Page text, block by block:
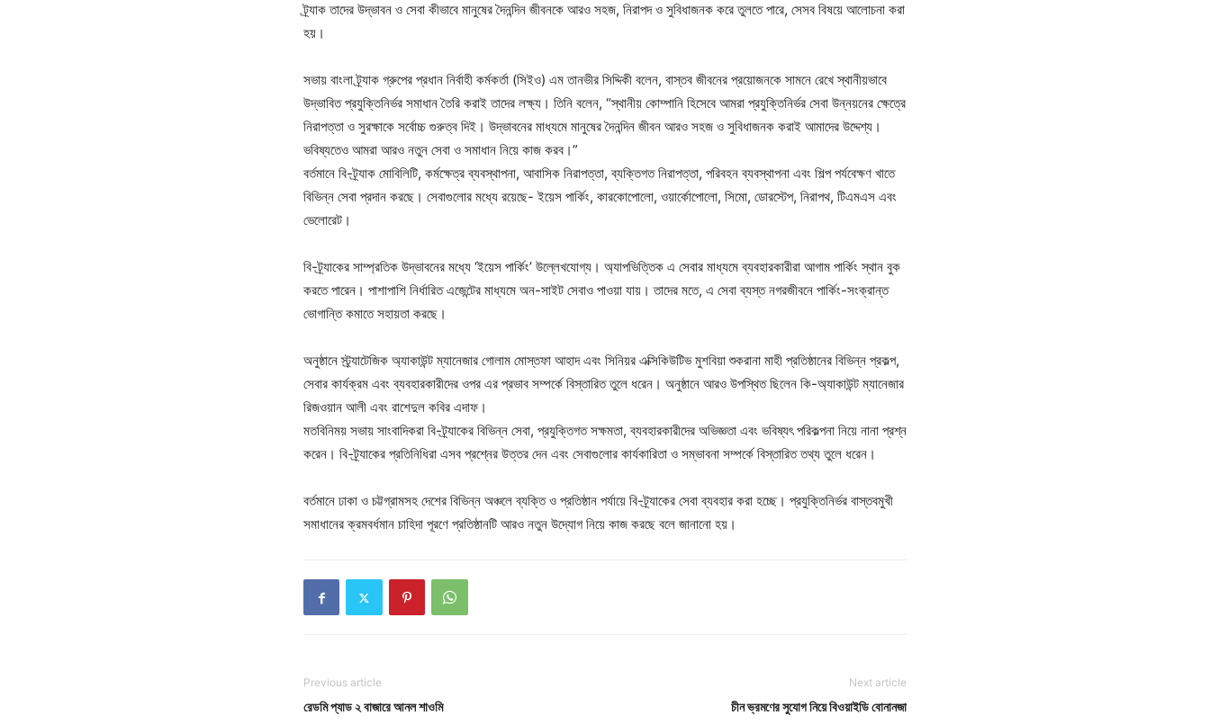
ট্র্যাক তাদের উদ্ভাবন ও সেবা কীভাবে মানুষের দৈনন্দিন জীবনকে আরও সহজ, নিরাপদ ও সুবিধাজনক করে তুলতে পারে, সেসব বিষয়ে আলোচনা করা
হয়।
সভায় বাংলা ট্র্যাক গ্রুপের প্রধান নির্বাহী কর্মকর্তা (সিইও) এম তানভীর সিদ্দিকী বলেন, বাস্তব জীবনের প্রয়োজনকে সামনে রেখে স্থানীয়ভাবে
উদ্ভাবিত প্রযুক্তিনির্ভর সমাধান তৈরি করাই তাদের লক্ষ্য। তিনি বলেন, “স্থানীয় কোম্পানি হিসেবে আমরা প্রযুক্তিনির্ভর সেবা উন্নয়নের ক্ষেত্রে
নিরাপত্তা ও সুরক্ষাকে সর্বোচ্চ গুরুত্ব দিই। উদ্ভাবনের মাধ্যমে মানুষের দৈনন্দিন জীবন আরও সহজ ও সুবিধাজনক করাই আমাদের উদ্দেশ্য।
ভবিষ্যতেও আমরা আরও নতুন সেবা ও সমাধান নিয়ে কাজ করব।”
বর্তমানে বি-ট্র্যাক মোবিলিটি, কর্মক্ষেত্র ব্যবস্থাপনা, আবাসিক নিরাপত্তা, ব্যক্তিগত নিরাপত্তা, পরিবহন ব্যবস্থাপনা এবং শিল্প পর্যবেক্ষণ খাতে
বিভিন্ন সেবা প্রদান করছে। সেবাগুলোর মধ্যে রয়েছে- ইয়েস পার্কিং, কারকোপোলো, ওয়ার্কোপোলো, সিমো, ডোরস্টেপ, নিরাপথ, টিএমএস এবং
ভেলোরেট।
বি-ট্র্যাকের সাম্প্রতিক উদ্ভাবনের মধ্যে ‘ইয়েস পার্কিং’ উল্লেখযোগ্য। অ্যাপভিত্তিক এ সেবার মাধ্যমে ব্যবহারকারীরা আগাম পার্কিং স্থান বুক
করতে পারেন। পাশাপাশি নির্ধারিত এজেন্টের মাধ্যমে অন-সাইট সেবাও পাওয়া যায়। তাদের মতে, এ সেবা ব্যস্ত নগরজীবনে পার্কিং-সংক্রান্ত
ভোগান্তি কমাতে সহায়তা করছে।
অনুষ্ঠানে স্ট্র্যাটেজিক অ্যাকাউন্ট ম্যানেজার গোলাম মোস্তফা আহাদ এবং সিনিয়র এক্সিকিউটিভ মুশবিয়া শুকরানা মাহী প্রতিষ্ঠানের বিভিন্ন প্রকল্প,
সেবার কার্যক্রম এবং ব্যবহারকারীদের ওপর এর প্রভাব সম্পর্কে বিস্তারিত তুলে ধরেন। অনুষ্ঠানে আরও উপস্থিত ছিলেন কি-অ্যাকাউন্ট ম্যানেজার
রিজওয়ান আলী এবং রাশেদুল কবির এদাফ।
মতবিনিময় সভায় সাংবাদিকরা বি-ট্র্যাকের বিভিন্ন সেবা, প্রযুক্তিগত সক্ষমতা, ব্যবহারকারীদের অভিজ্ঞতা এবং ভবিষ্যৎ পরিকল্পনা নিয়ে নানা প্রশ্ন
করেন। বি-ট্র্যাকের প্রতিনিধিরা এসব প্রশ্নের উত্তর দেন এবং সেবাগুলোর কার্যকারিতা ও সম্ভাবনা সম্পর্কে বিস্তারিত তথ্য তুলে ধরেন।
বর্তমানে ঢাকা ও চট্টগ্রামসহ দেশের বিভিন্ন অঞ্চলে ব্যক্তি ও প্রতিষ্ঠান পর্যায়ে বি-ট্র্যাকের সেবা ব্যবহার করা হচ্ছে। প্রযুক্তিনির্ভর বাস্তবমুখী
সমাধানের ক্রমবর্ধমান চাহিদা পূরণে প্রতিষ্ঠানটি আরও নতুন উদ্যোগ নিয়ে কাজ করছে বলে জানানো হয়।
Previous article
রেডমি প্যাড ২ বাজারে আনল শাওমি
Next article
চীন ভ্রমণের সুযোগ নিয়ে বিওয়াইডি বোনানজা